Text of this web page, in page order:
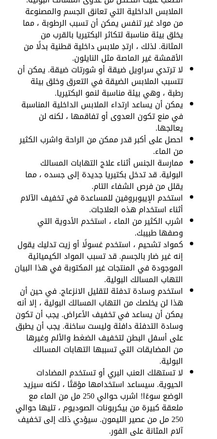
الملابس الداخلية التي تعانق الجسم والمصنوعة
من مواد غير تنفس يمكن أن تسبب الرطوبة ، مما
يخلق بيئة مناسبة لتكاثر البكتيريا بالقرب من
المثانة. لذلك ، ارتدِ ملابس داخلية قطنية بدلًا من
الأقمشة غير الماصة مثل النايلون.
لا ترتدي سراويل ضيقة أو شورتات ضيقة. يمكن أن
تتسبب الملابس الضيقة في التعرق وخلق بيئة
رطبة ، وهي بيئة مناسبة لنمو البكتيريا.
يمكن أن يساعد ارتداء الملابس الداخلية المناسبة
في منع تكون العدوى أو تفاقمها ، لكنه لن
يعالجها.
احصل على أكبر قدر ممكن من الراحة واشرب الكثير
من الماء.
ممارسة الجنس أثناء علاج التهابات المسالك
البولية. قد تدخل بكتيريا جديدة إلى جسده ، مما
يقلل من فرص الشفاء التام.
استخدم الإيبوبروفين للمساعدة في تخفيف الآلام
أثناء استخدام هذه العلاجات.
اشرب الكثير من الماء ، استخدم الأدوية التي
وصفها طبيبك.
كمواد تشحيم ، استخدم غسولًا أو زيت تدليك يقول
إنه غير ضار بالجسم. قد تسبب المواد الكيميائية
الموجودة في المنتجات غير المكتوبة في هذا البيان
التهاب المسالك البولية.
استخدم وسادة تدفئة لتقليل الانزعاج. في حين أن
هذا لن يخلصك من التهاب المسالك البولية ، إلا أنه
يمكن أن يساعد في تخفيف الأعراض. يجب أن تكون
وسادة التدفئة دافئة وليست ساخنة. يجب أن يطبق
على أسفل البطن لتخفيف الضغط والألم وغيرها
من المضايقات التي تسببها التهابات المسالك
البولية.
لا تستهلك العنب البري أو تستخدم المضادات
الحيوية. سيساعد استخدامها مؤقتًا ، لكنه سيزيد
الوضع سوءًا! اشرب حوالي 250 مل من الماء مع
ملعقة كبيرة من بيكربونات الصوديوم ، تليها حوالي
250 مل من عصير الليمون. سيؤدي ذلك إلى تخفيف
آلام المثانة على الفور.